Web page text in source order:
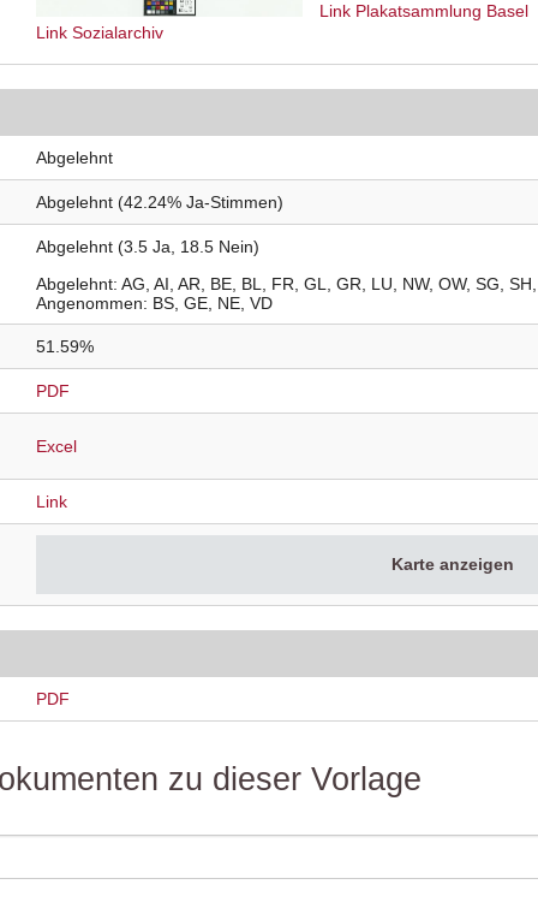
Link Sozialarchiv
Link Plakatsammlung Basel
Abgelehnt
Abgelehnt (42.24% Ja-Stimmen)
Abgelehnt (3.5 Ja, 18.5 Nein)
Abgelehnt AG AI AR BE BL FR GL GR LU NW OW SG SH
Angenommen
BS GE NE VD
51.59%
PDF
Excel
Link
Karte anzeigen
PDF
zu dieser Vorlage